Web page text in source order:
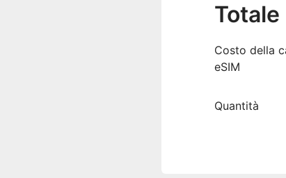
Totale
Costo della
eSIM
Quantità